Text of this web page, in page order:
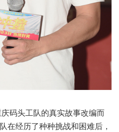
庆码头工队的真实故事改编而
在经历了种种挑战和困难后，